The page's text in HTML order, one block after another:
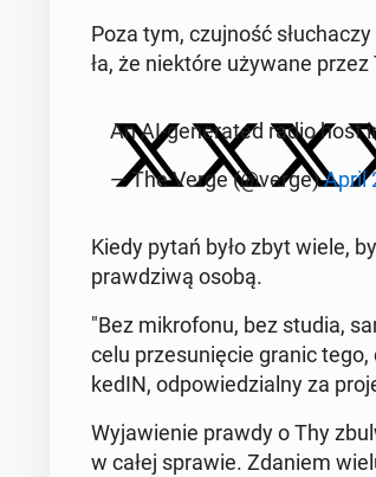
Poza tym, czuj­ność
ła, że nie­któ­re używane
An AI-ge­ne­ra­ted radio host
— The Verge (@verge)April
Kiedy pytań było zbyt wiele,
praw­dzi­wą osobą.
"Bez mi­kro­fo­nu, bez studia,
celu prze­su­nię­cie granic
ke­dIN, od­po­wie­dzial­ny za
Wy­ja­wie­nie prawdy o Thy
w całej sprawie. Zdaniem